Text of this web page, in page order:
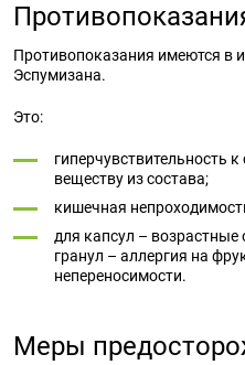
Противопоказания имеются в
Эспумизана.
Это:
гиперчувствительность
веществу из состава;
кишечная
для капсул – возрастные
гранул – аллергия на
непереносимости.
Меры